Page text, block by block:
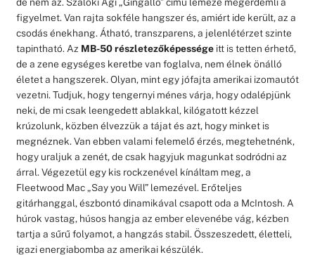
de nem az. Szalóki Ági „Gingalló” című lemeze megérdemli a
figyelmet. Van rajta sokféle hangszer és, amiért ide került, az a
csodás énekhang. Átható, transzparens, a jelenlétérzet szinte
tapintható. Az MB-50 részletezőképességeitt is tetten érhető,
de a zene egységes keretbe van foglalva, nem élnek önálló
életet a hangszerek. Olyan, mint egy jófajta amerikai izomautót
vezetni. Tudjuk, hogy tengernyi ménes várja, hogy odalépjünk
neki, de mi csak leengedett ablakkal, kilógatott kézzel
krúzolunk, közben élvezzük a tájat és azt, hogy minket is
megnéznek. Van ebben valami felemelő érzés, megtehetnénk,
hogy uraljuk a zenét, de csak hagyjuk magunkat sodródni az
árral. Végezetül egy kis rockzenével kínáltam meg, a
Fleetwood Mac „Say you Will” lemezével. Erőteljes
gitárhanggal, észbontó dinamikával csapott oda a McIntosh. A
húrok vastag, húsos hangja az ember elevenébe vág, kézben
tartja a sűrű folyamot, a hangzás stabil. Összeszedett, életteli,
igazi energiabomba az amerikai készülék.